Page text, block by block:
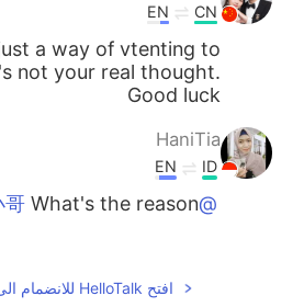
CN
EN
a way of vtenting to
not your real thought.
Good luck
HaniTia
ID
EN
@不吃海鲜的小哥
What's the reason?
افتح HelloTalk للانضمام الى المحادثة